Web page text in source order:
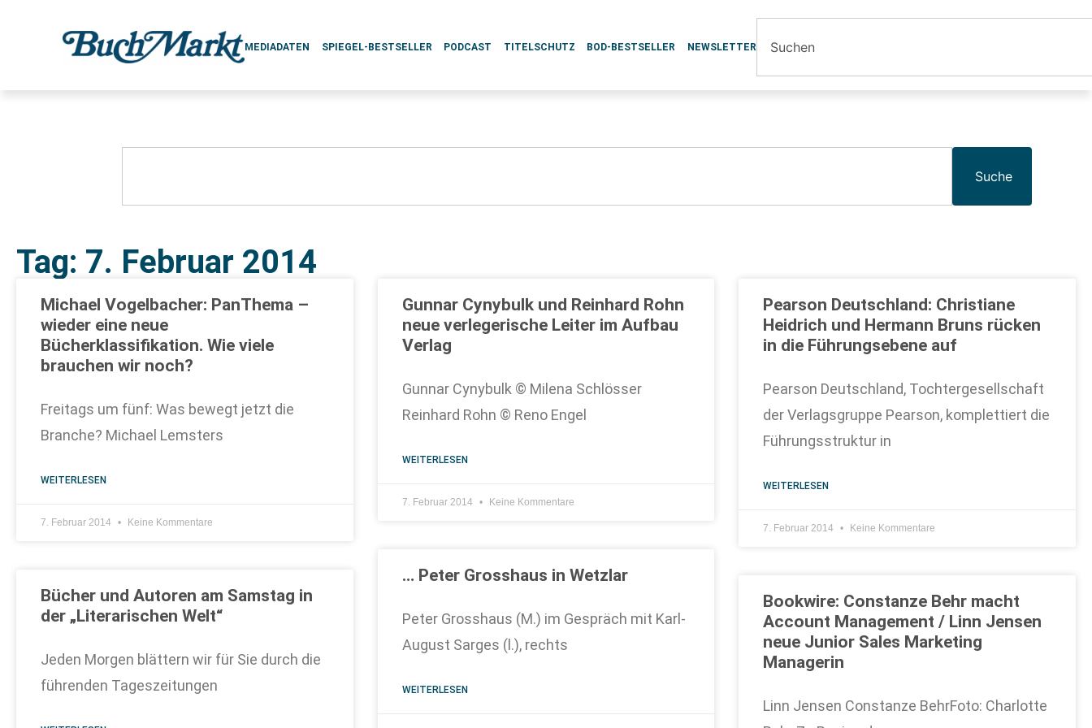
MEDIADATEN SPIEGEL-BESTSELLER PODCAST TITELSCHUTZ BOD-BESTSELLER NEWSLETTER
Suche
Tag: 7. Februar 2014
Michael Vogelbacher: PanThema –
wieder eine neue
Bücherklassifikation. Wie viele
brauchen wir noch?
Freitags um fünf: Was bewegt jetzt die
Branche? Michael Lemsters
WEITERLESEN
7. Februar 2014 Keine Kommentare
Gunnar Cynybulk und Reinhard Rohn
neue verlegerische Leiter im Aufbau
Verlag
Gunnar Cynybulk © Milena Schlösser
Reinhard Rohn © Reno Engel
WEITERLESEN
7. Februar 2014 Keine Kommentare
Pearson Deutschland: Christiane
Heidrich und Hermann Bruns rücken
in die Führungsebene auf
Pearson Deutschland, Tochtergesellschaft
der Verlagsgruppe Pearson, komplettiert die
Führungsstruktur in
WEITERLESEN
7. Februar 2014 Keine Kommentare
Bücher und Autoren am Samstag in
der „Literarischen Welt“
Jeden Morgen blättern wir für Sie durch die
führenden Tageszeitungen
… Peter Grosshaus in Wetzlar
Peter Grosshaus (M.) im Gespräch mit Karl-
August Sarges (l.), rechts
WEITERLESEN
Bookwire: Constanze Behr macht
Account Management / Linn Jensen
neue Junior Sales Marketing
Managerin
Linn Jensen Constanze BehrFoto: Charlotte